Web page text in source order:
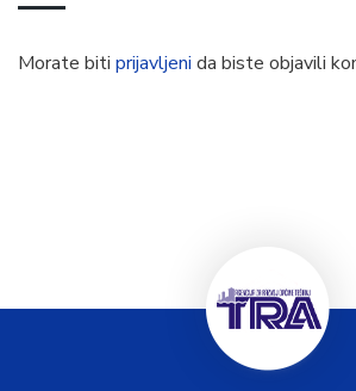
Morate biti prijavljeni da biste objavili